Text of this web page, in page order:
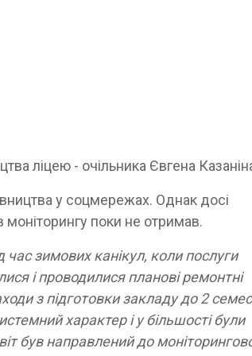
ліцею - очільника Євгена
у соцмережах. Однак досі
моніторингу поки не отримав.
час зимових канікул, коли послуги
і проводилися планові ремонтні
з підготовки закладу до 2
характер і у більшості були
був направлений до